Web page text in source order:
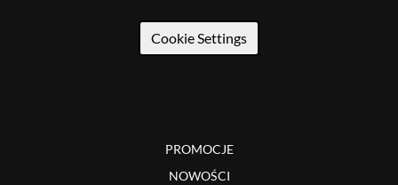
Cookie Settings
PROMOCJE
NOWOŚCI